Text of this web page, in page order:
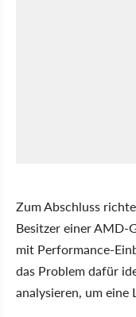
Zum Abschluss
Besitzer einer AMD-
mit Performance-
das Problem dafür
analysieren, um eine